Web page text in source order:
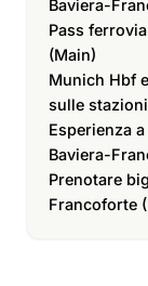
Baviera-
Pass
(Main)
Munich Hbf
sulle stazioni
Esperienza
Baviera-
Prenotare
Francoforte